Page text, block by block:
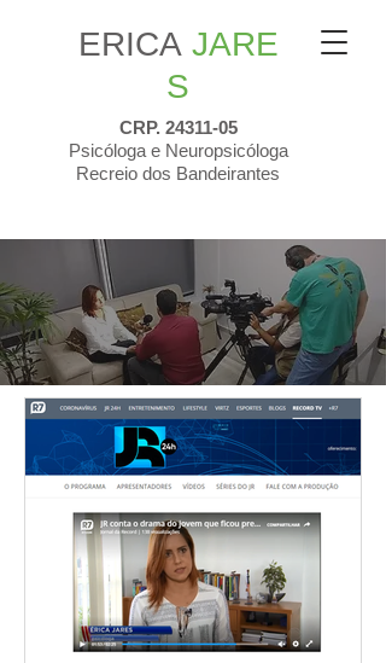
ERICA JARE
S
CRP. 24311-05
Psicóloga e Neuropsicóloga
Recreio dos Bandeirantes